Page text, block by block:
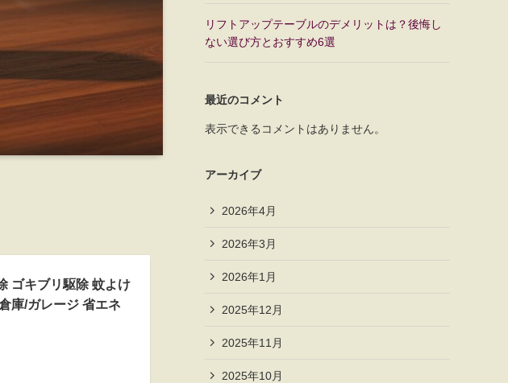
ゴキブリ駆除 蚊よけ
庫/ガレージ 省エネ
リフトアップテーブルのデメリットは？後悔し
ない選び方とおすすめ6選
最近のコメント
表示できるコメントはありません。
アーカイブ
2026年4月
2026年3月
2026年1月
2025年12月
2025年11月
2025年10月